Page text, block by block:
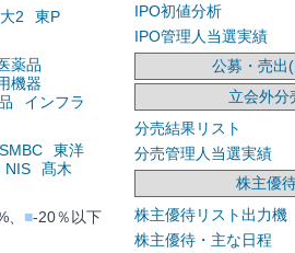
大2
東P
薬品
機器
インフラ
SMBC
東洋
NIS
髙木
■-20％以下
IPO初値分析
IPO管理人当選実績
公募・売出
立会外分
分売結果リスト
分売管理人当選実績
株主優
株主優待リスト出力機
株主優待・主な日程